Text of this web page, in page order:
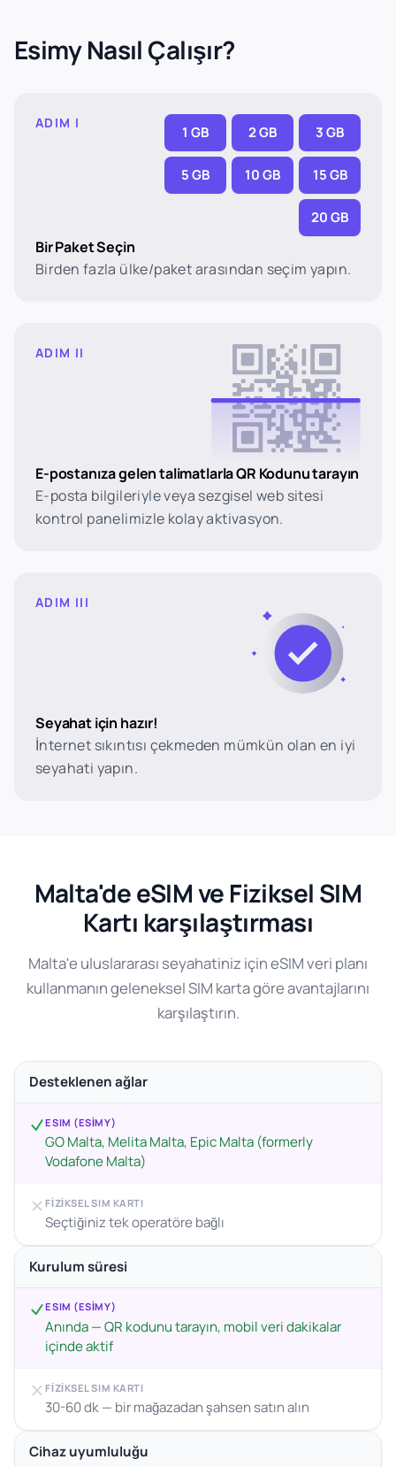
Esimy Nasıl Çalışır?
ADIM I
1 GB 2 GB 3 GB
5 GB 10 GB 15 GB
20 GB
Bir Paket Seçin
Birden fazla ülke/paket arasından seçim yapın.
ADIM II
E-postanıza gelen talimatlarla QR Kodunu tarayın
E-posta bilgileriyle veya sezgisel web sitesi
kontrol panelimizle kolay aktivasyon.
ADIM III
Seyahat için hazır!
İnternet sıkıntısı çekmeden mümkün olan en iyi
seyahati yapın.
Malta'de eSIM ve Fiziksel SIM
Kartı karşılaştırması
Malta'e uluslararası seyahatiniz için eSIM veri planı
kullanmanın geleneksel SIM karta göre avantajlarını
karşılaştırın.
Desteklenen ağlar
ESIM (ESIMY)
GO Malta, Melita Malta, Epic Malta (formerly
Vodafone Malta)
FIZIKSEL SIM KARTI
Seçtiğiniz tek operatöre bağlı
Kurulum süresi
ESIM (ESIMY)
Anında — QR kodunu tarayın, mobil veri dakikalar
içinde aktif
FIZIKSEL SIM KARTI
30-60 dk — bir mağazadan şahsen satın alın
Cihaz uyumluluğu